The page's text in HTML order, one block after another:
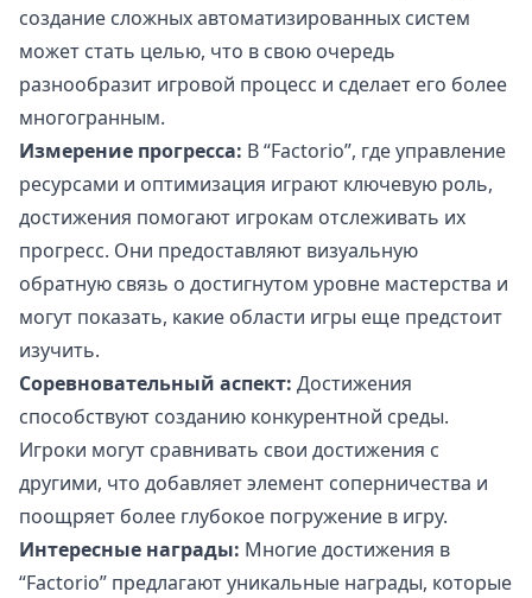
создание сложных автоматизированных систем
может стать целью, что в свою очередь
разнообразит игровой процесс и сделает его более
многогранным.
Измерение прогресса: В “Factorio”, где управление
ресурсами и оптимизация играют ключевую роль,
достижения помогают игрокам отслеживать их
прогресс. Они предоставляют визуальную
обратную связь о достигнутом уровне мастерства и
могут показать, какие области игры еще предстоит
изучить.
Соревновательный аспект: Достижения
способствуют созданию конкурентной среды.
Игроки могут сравнивать свои достижения с
другими, что добавляет элемент соперничества и
поощряет более глубокое погружение в игру.
Интересные награды: Многие достижения в
“Factorio” предлагают уникальные награды, которые